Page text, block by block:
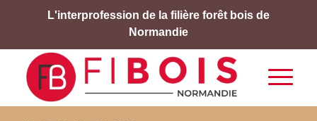
L'interprofession de la filière forêt bois de
Normandie